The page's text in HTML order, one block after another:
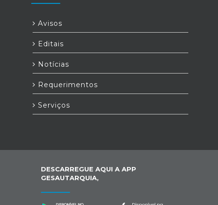
Avisos
Editais
Notícias
Requerimentos
Serviços
DESCARREGUE AQUI A APP
GESAUTARQUIA,